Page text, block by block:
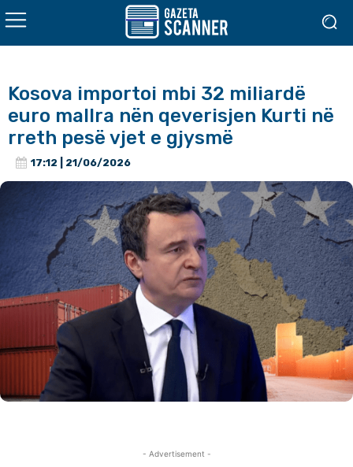
Kosova importoi mbi 32 miliardë
euro mallra nën qeverisjen Kurti në
rreth pesë vjet e gjysmë
17:12 | 21/06/2026
- Advertisement -